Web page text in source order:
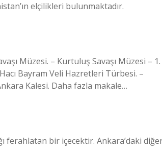
elçilikleri bulunmaktadır.
Müzesi. – Kurtuluş Savaşı Müzesi – 1.
Bayram Veli Hazretleri Türbesi. –
Kalesi. Daha fazla makale…
ferahlatan bir içecektir. Ankara’daki